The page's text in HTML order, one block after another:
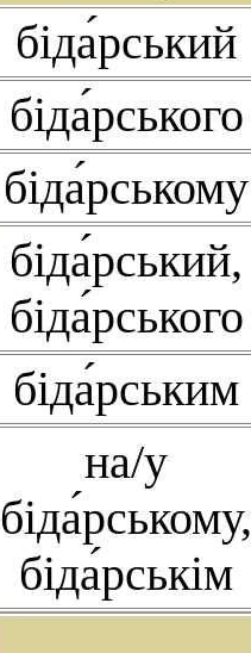
біда́рський
біда́рського
біда́рському
біда́рський,
біда́рського
біда́рським
на/у
біда́рському,
біда́рськім